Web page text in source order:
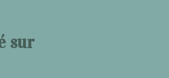
sur